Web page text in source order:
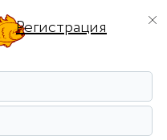
Регистрация